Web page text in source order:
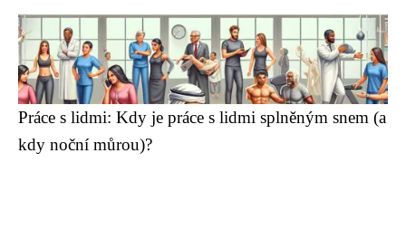
Práce s lidmi: Kdy je práce s lidmi splněným snem (a
kdy noční můrou)?